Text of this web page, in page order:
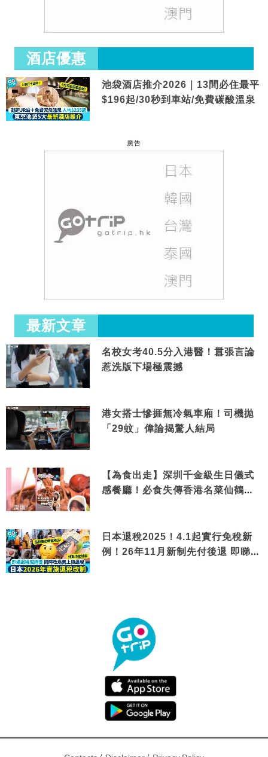
酒店優惠
池袋酒店推介2026｜13間必住最平
$196起/30秒到車站/免費碳酸溫泉
廣告
最新文章
名校女考40.5分入港醫！囂張言論
惹洗版下場極震撼
港女搭士慘捱無冷氣車廂！司機拋
「29蚊」偉論揭驚人結局
【為食出走】深圳千金級生日儀式
感餐廳！必食失傳香港名菜仙鶴神
日本退稅2025！4.1起實行免稅新
例！26年11月新制先付後退 即睇步